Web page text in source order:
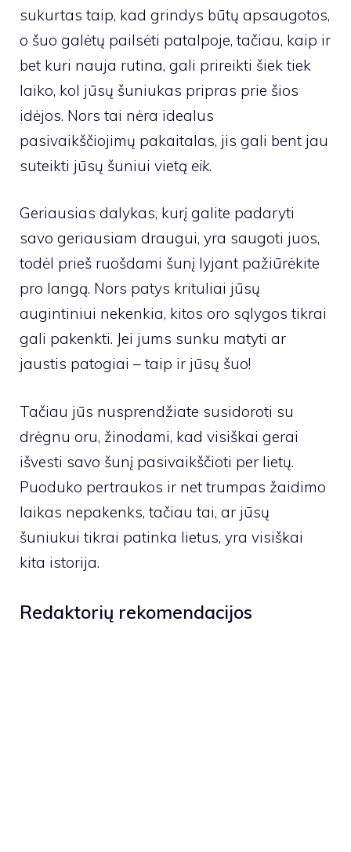
sukurtas taip, kad grindys būtų apsaugotos,
o šuo galėtų pailsėti patalpoje, tačiau, kaip ir
bet kuri nauja rutina, gali prireikti šiek tiek
laiko, kol jūsų šuniukas pripras prie šios
idėjos. Nors tai nėra idealus
pasivaikščiojimų pakaitalas, jis gali bent jau
suteikti jūsų šuniui vietą eik.
Geriausias dalykas, kurį galite padaryti
savo geriausiam draugui, yra saugoti juos,
todėl prieš ruošdami šunį lyjant pažiūrėkite
pro langą. Nors patys krituliai jūsų
augintiniui nekenkia, kitos oro sąlygos tikrai
gali pakenkti. Jei jums sunku matyti ar
jaustis patogiai – taip ir jūsų šuo!
Tačiau jūs nusprendžiate susidoroti su
drėgnu oru, žinodami, kad visiškai gerai
išvesti savo šunį pasivaikščioti per lietų.
Puoduko pertraukos ir net trumpas žaidimo
laikas nepakenks, tačiau tai, ar jūsų
šuniukui tikrai patinka lietus, yra visiškai
kita istorija.
Redaktorių rekomendacijos